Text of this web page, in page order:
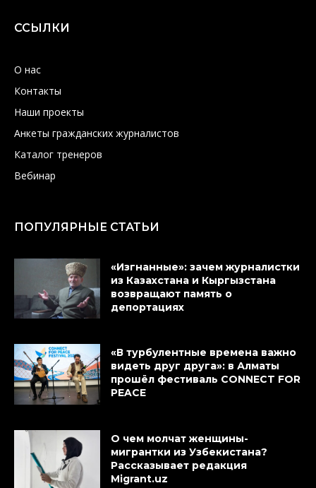
ССЫЛКИ
О нас
Контакты
Наши проекты
Анкеты гражданских журналистов
Каталог тренеров
Вебинар
ПОПУЛЯРНЫЕ СТАТЬИ
«Изгнанные»: зачем журналистки
из Казахстана и Кыргызстана
возвращают память о
депортациях
«В турбулентные времена важно
видеть друг друга»: в Алматы
прошёл фестиваль CONNECT FOR
PEACE
О чем молчат женщины-
мигрантки из Узбекистана?
Рассказывает редакция
Migrant.uz